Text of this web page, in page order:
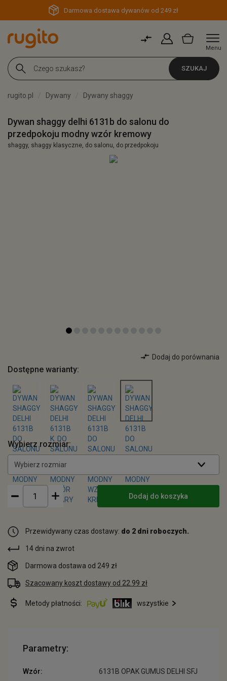
Darmowa dostawa dywanów od 249 zł
Menu
SZUKAJ
rugito.pl Dywany Dywany shaggy
Dywan shaggy delhi 6131b do salonu do
przedpokoju modny wzór kremowy
shaggy, shaggy klasyczne, do salonu, do przedpokoju
Dodaj do porównania
Dostępne warianty:
Wybierz rozmiar:
Wybierz rozmiar
Dodaj do koszyka
Przewidywany czas dostawy: do 2 dni roboczych.
14 dni na zwrot
Darmowa dostawa od 249 zł
Szacowany koszt dostawy od 22.99 zł
Metody płatności: wszystkie
Parametry:
Wzór:
6131B OPAK GUMUS DELHI SFJ